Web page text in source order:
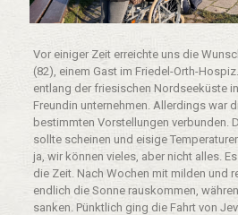
Vor einiger Zeit erreichte uns die
(82), einem Gast im Friedel-Orth-
entlang der friesischen Nordseeküste
Freundin unternehmen. Allerdings war
bestimmten Vorstellungen verbunden.
sollte scheinen und eisige
ja, wir können vieles, aber nicht alles.
die Zeit. Nach Wochen mit milden und
endlich die Sonne rauskommen,
sanken. Pünktlich ging die Fahrt von